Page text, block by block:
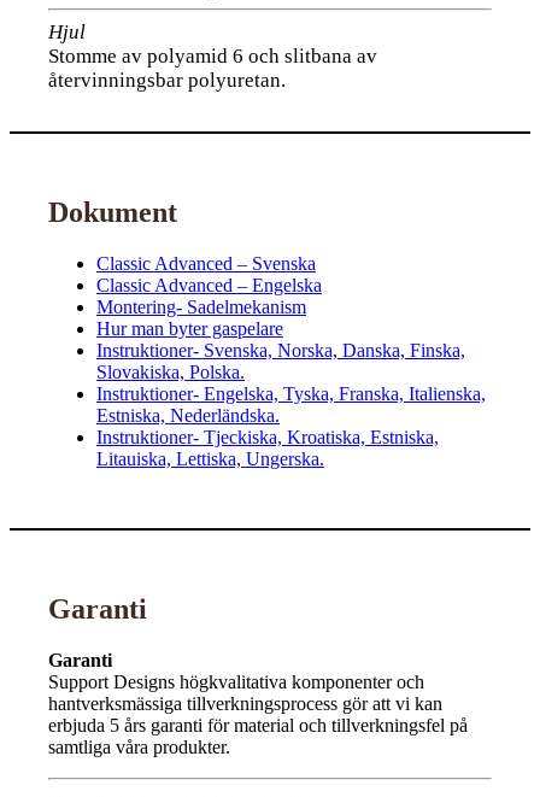
Hjul
Stomme av polyamid 6 och slitbana av
återvinningsbar polyuretan.
Dokument
Classic Advanced – Svenska
Classic Advanced – Engelska
Montering- Sadelmekanism
Hur man byter gaspelare
Instruktioner- Svenska, Norska, Danska, Finska,
Slovakiska, Polska.
Instruktioner- Engelska, Tyska, Franska, Italienska,
Estniska, Nederländska.
Instruktioner- Tjeckiska, Kroatiska, Estniska,
Litauiska, Lettiska, Ungerska.
Garanti
Garanti
Support Designs högkvalitativa komponenter och
hantverksmässiga tillverkningsprocess gör att vi kan
erbjuda 5 års garanti för material och tillverkningsfel på
samtliga våra produkter.